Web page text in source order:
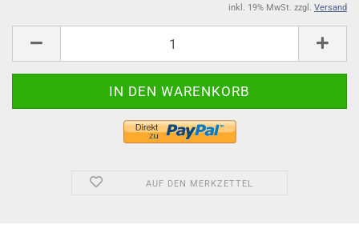
inkl. 19% MwSt. zzgl. Versand
AUF DEN MERKZETTEL